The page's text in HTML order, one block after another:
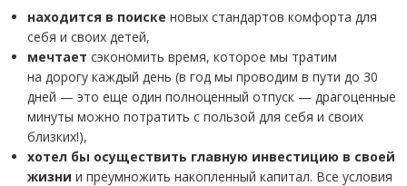
находится в поиске новых стандартов комфорта для
себя и своих детей,
мечтает сэкономить время, которое мы тратим
на дорогу каждый день (в год мы проводим в пути до 30
дней — это еще один полноценный отпуск — драгоценные
минуты можно потратить с пользой для себя и своих
близких!),
хотел бы осуществить главную инвестицию в своей
жизни и преумножить накопленный капитал. Все условия